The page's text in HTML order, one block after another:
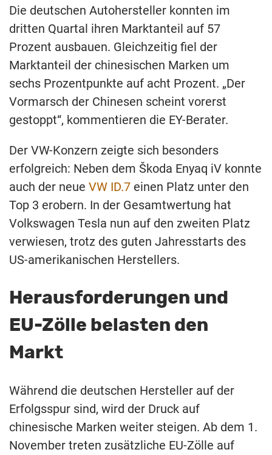
Die deutschen Autohersteller konnten im
dritten Quartal ihren Marktanteil auf 57
Prozent ausbauen. Gleichzeitig fiel der
Marktanteil der chinesischen Marken um
sechs Prozentpunkte auf acht Prozent. „Der
Vormarsch der Chinesen scheint vorerst
gestoppt“, kommentieren die EY-Berater.
Der VW-Konzern zeigte sich besonders
erfolgreich: Neben dem Škoda Enyaq iV konnte
auch der neue VW ID.7 einen Platz unter den
Top 3 erobern. In der Gesamtwertung hat
Volkswagen Tesla nun auf den zweiten Platz
verwiesen, trotz des guten Jahresstarts des
US-amerikanischen Herstellers.
Herausforderungen und
EU-Zölle belasten den
Markt
Während die deutschen Hersteller auf der
Erfolgsspur sind, wird der Druck auf
chinesische Marken weiter steigen. Ab dem 1.
November treten zusätzliche EU-Zölle auf